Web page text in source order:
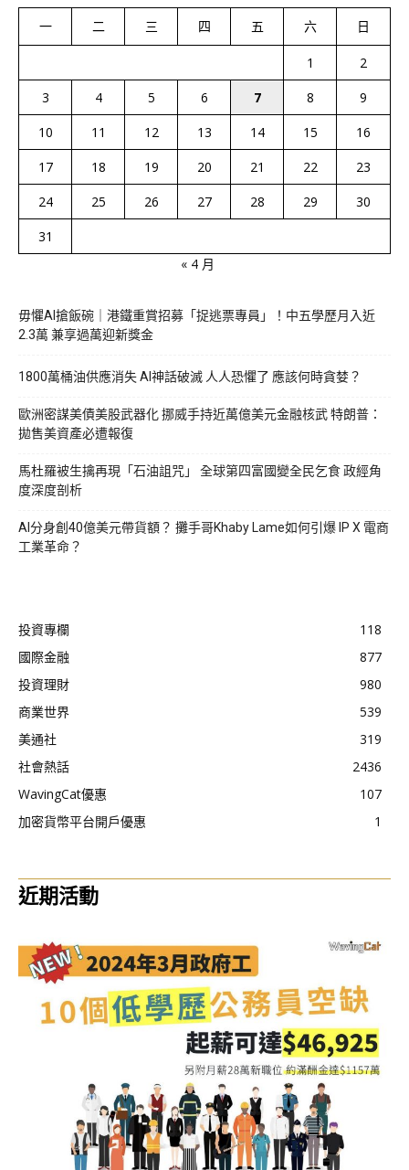
一 二 三 四 五 六 日
1
2
3
4 5 6 7 8
9
10
11 12 13 14 15
16
17
18 19 20 21 22
23
24
25 26 27 28 29
30
31
« 4 月
毋懼AI搶飯碗｜港鐵重賞招募「捉逃票專員」！中五學歷月入近
2.3萬 兼享過萬迎新獎金
1800萬桶油供應消失 AI神話破滅 人人恐懼了 應該何時貪婪？
歐洲密謀美債美股武器化 挪威手持近萬億美元金融核武 特朗普：
拋售美資產必遭報復
馬杜羅被生擒再現「石油詛咒」 全球第四富國變全民乞食 政經角
度深度剖析
AI分身創40億美元帶貨額？ 攤手哥Khaby Lame如何引爆 IP X 電商
工業革命？
投資專欄
118
國際金融
877
投資理財
980
商業世界
539
美通社
319
社會熱話
2436
WavingCat優惠
107
加密貨幣平台開戶優惠
1
近期活動